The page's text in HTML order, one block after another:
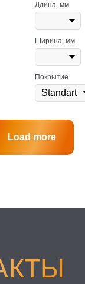
Длина, мм
Ширина, мм
Покрытие
Load more